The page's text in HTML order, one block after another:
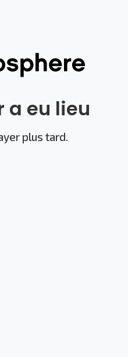
a eu lieu
plus tard.